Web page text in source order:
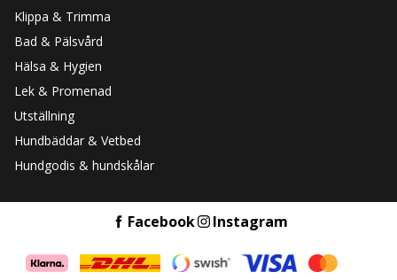
Klippa & Trimma
Bad & Pälsvård
Hälsa & Hygien
Lek & Promenad
Utställning
Hundbäddar & Vetbed
Hundgodis & hundskålar
Facebook Instagram